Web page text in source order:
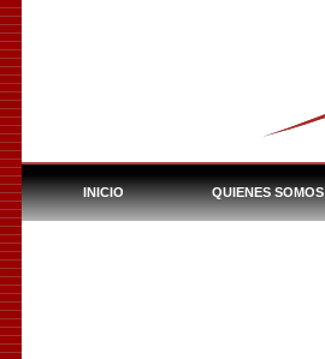
INICIO QUIENES SOMOS